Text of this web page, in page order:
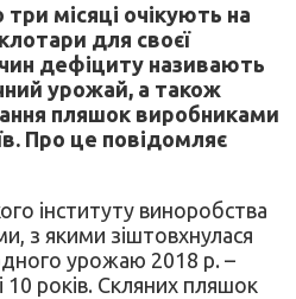
місяці очікують на
для своєї
дефіциту називають
урожай, а також
пляшок виробниками
Про це повідомляє
інституту виноробства
з якими зіштовхнулася
урожаю 2018 р. –
10 років. Скляних пляшок